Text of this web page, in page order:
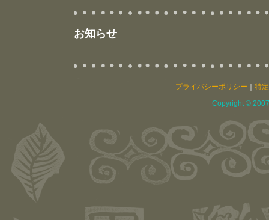
お知らせ
プライバシーポリシー
特
Copyright ©